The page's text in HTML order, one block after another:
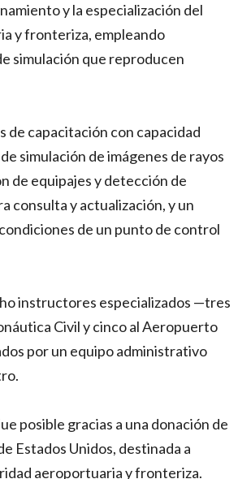
y la especialización del
y fronteriza, empleando
simulación que reproducen
de capacitación con capacidad
simulación de imágenes de rayos
de equipajes y detección de
consulta y actualización, y un
de un punto de control
instructores especializados —tres
Civil y cinco al Aeropuerto
por un equipo administrativo
posible gracias a una donación de
Estados Unidos, destinada a
aeroportuaria y fronteriza.